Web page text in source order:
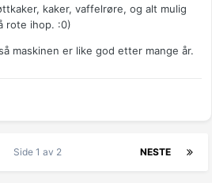
kaker, vaffelrøre, og alt mulig
rote ihop. :0)
maskinen er like god etter mange år.
NESTE
Side 1 av 2